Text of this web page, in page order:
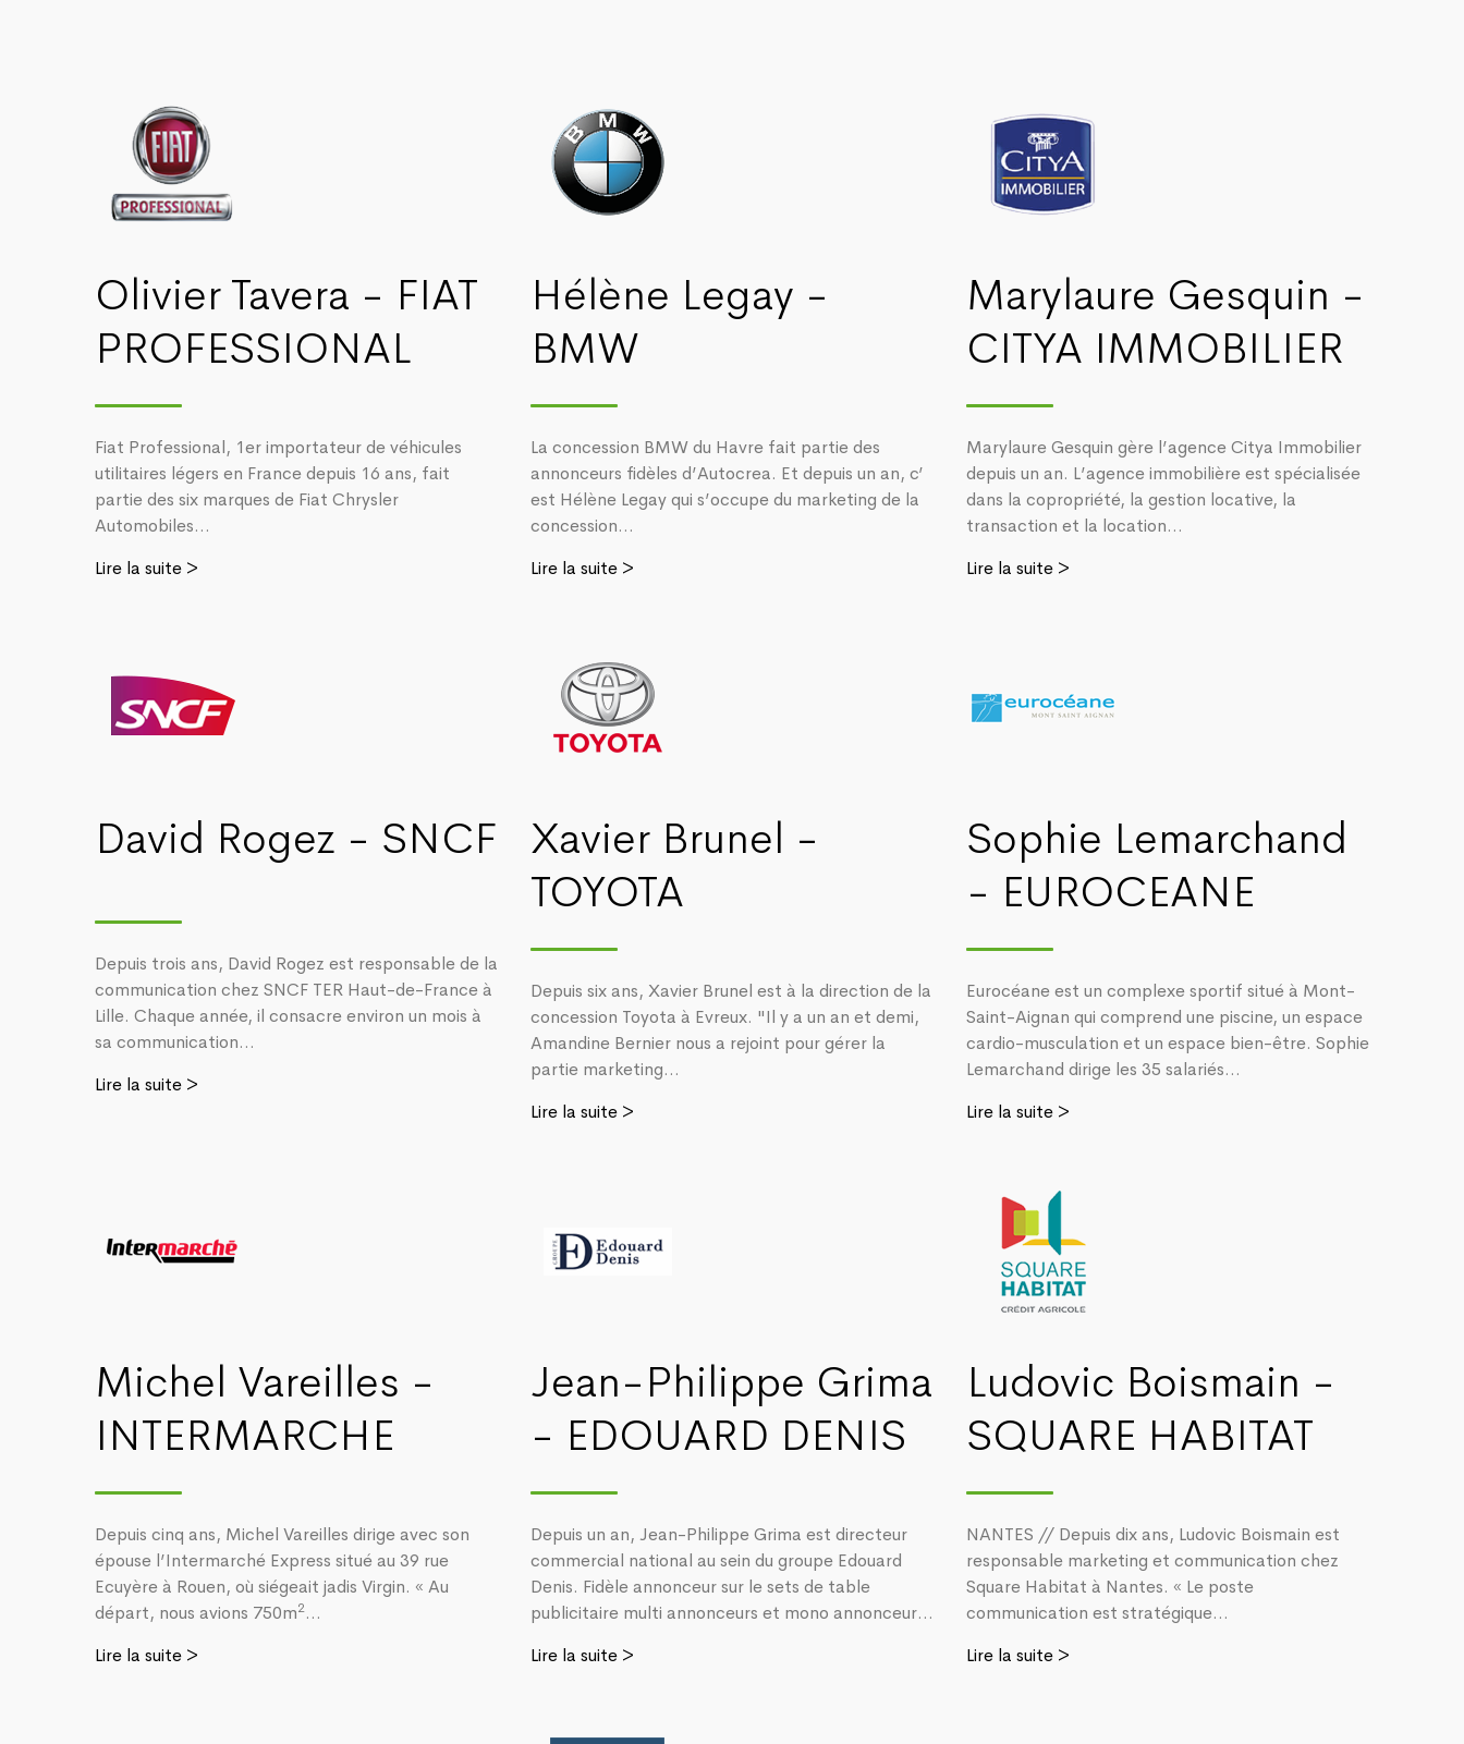
Olivier Tavera - FIAT
PROFESSIONAL
Fiat Professional, 1er importateur de véhicules
utilitaires légers en France depuis 16 ans, fait
partie des six marques de Fiat Chrysler
Automobiles...
Lire la suite >
Hélène Legay -
BMW
La concession BMW du Havre fait partie des
annonceurs fidèles d’Autocrea. Et depuis un an, c’
est Hélène Legay qui s’occupe du marketing de la
concession...
Lire la suite >
Marylaure Gesquin -
CITYA IMMOBILIER
Marylaure Gesquin gère l’agence Citya Immobilier
depuis un an. L’agence immobilière est spécialisée
dans la copropriété, la gestion locative, la
transaction et la location...
Lire la suite >
David Rogez - SNCF
Depuis trois ans, David Rogez est responsable de la
communication chez SNCF TER Haut-de-France à
Lille. Chaque année, il consacre environ un mois à
sa communication...
Lire la suite >
Xavier Brunel -
TOYOTA
Depuis six ans, Xavier Brunel est à la direction de la
concession Toyota à Evreux. "Il y a un an et demi,
Amandine Bernier nous a rejoint pour gérer la
partie marketing...
Lire la suite >
Sophie Lemarchand
- EUROCEANE
Eurocéane est un complexe sportif situé à Mont-
Saint-Aignan qui comprend une piscine, un espace
cardio-musculation et un espace bien-être. Sophie
Lemarchand dirige les 35 salariés...
Lire la suite >
Michel Vareilles -
INTERMARCHE
Depuis cinq ans, Michel Vareilles dirige avec son
épouse l’Intermarché Express situé au 39 rue
Ecuyère à Rouen, où siégeait jadis Virgin. « Au
départ, nous avions 750m2...
Lire la suite >
Jean-Philippe Grima
- EDOUARD DENIS
Depuis un an, Jean-Philippe Grima est directeur
commercial national au sein du groupe Edouard
Denis. Fidèle annonceur sur le sets de table
publicitaire multi annonceurs et mono annonceur...
Lire la suite >
Ludovic Boismain -
SQUARE HABITAT
NANTES // Depuis dix ans, Ludovic Boismain est
responsable marketing et communication chez
Square Habitat à Nantes. « Le poste
communication est stratégique...
Lire la suite >